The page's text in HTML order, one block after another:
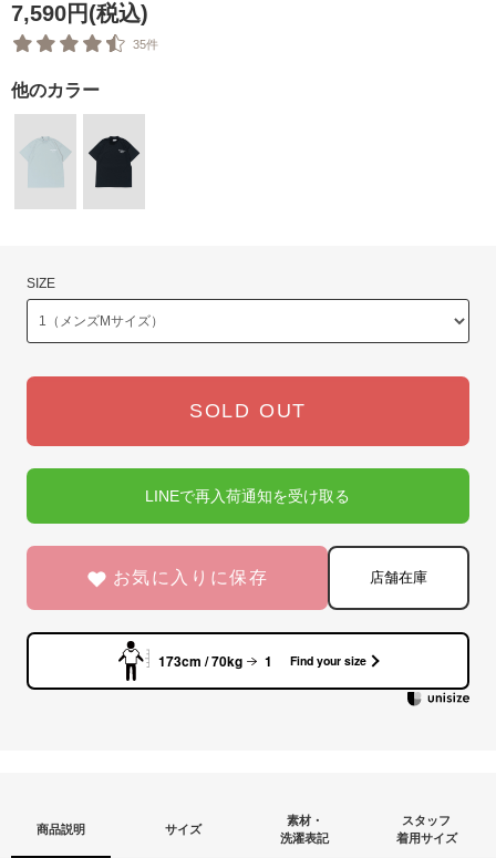
7,590円(税込)
35件
他のカラー
SIZE
SOLD OUT
LINEで再入荷通知を受け取る
お気に入りに保存 店舗在庫
173cm / 70kg 1 Find your size
商品説明 サイズ
素材・
洗濯表記
スタッフ
着用サイズ